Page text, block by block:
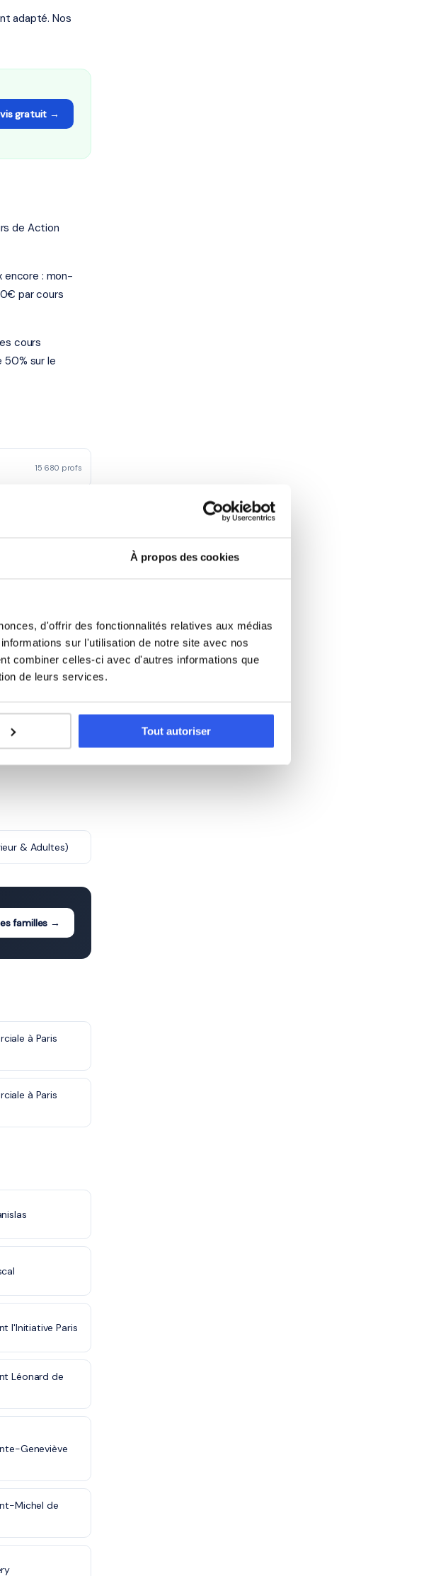
À propos des cookies
d'offrir des fonctionnalités relatives aux médias
sur l'utilisation de notre site avec nos
combiner celles-ci avec d'autres informations que
de leurs services.
Tout autoriser
adapté. Nos
gratuit →
de Action
encore : mon-
par cours
cours
50% sur le
15 680 profs
2 450 profs
& Adultes)
familles →
à Paris
à Paris
l'Initiative Paris
Léonard de
Geneviève
Michel de